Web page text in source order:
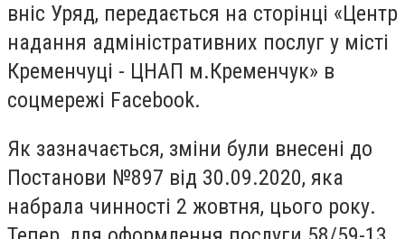
вніс Уряд, передається на сторінці «Центр
надання адміністративних послуг у місті
Кременчуці - ЦНАП м.Кременчук» в
соцмережі Facebook.
Як зазначається, зміни були внесені до
Постанови №897 від 30.09.2020, яка
набрала чинності 2 жовтня, цього року.